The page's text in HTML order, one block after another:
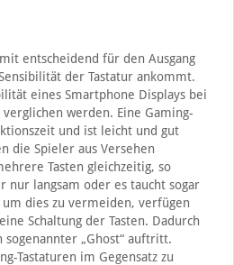
entscheidend für den Ausgang
der Tastatur ankommt.
eines Smartphone Displays bei
werden. Eine Gaming-
und ist leicht und gut
die Spieler aus Versehen
Tasten gleichzeitig, so
nur langsam oder es taucht sogar
dies zu vermeiden, verfügen
Schaltung der Tasten. Dadurch
„Ghost“ auftritt.
Tastaturen im Gegensatz zu